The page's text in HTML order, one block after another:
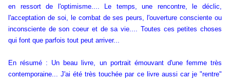
en ressort de l'optimisme.... Le temps, une rencontre, le déclic,
l'acceptation de soi, le combat de ses peurs, l'ouverture consciente ou
inconsciente de son coeur et de sa vie.... Toutes ces petites choses
qui font que parfois tout peut arriver...
En résumé : Un beau livre, un portrait émouvant d'une femme très
contemporaine... J'ai été très touchée par ce livre aussi car je "rentre"